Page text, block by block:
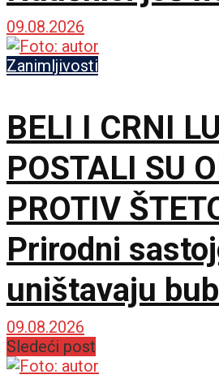
šta ga je
okrene
09.08.2026
Zanimljivosti
BELI I CRNI
POSTALI SU
PROTIV
Prirodni
uništavaju
napadaju pasulj
09.08.2026
Sledeći post